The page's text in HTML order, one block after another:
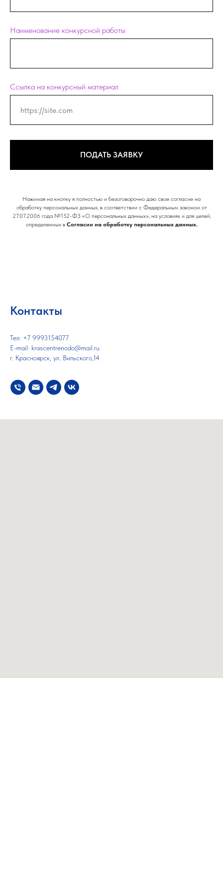
Наименование конкурсной работы
Ссылка на конкурсный материал
ПОДАТЬ ЗАЯВКУ
Нажимая на кнопку я полностью и безоговорочно даю свое согласие на
обработку персональных данных, в соответствии с Федеральным законом от
27.07.2006 года №152-ФЗ «О персональных данных», на условиях и для целей,
определенных в Согласии на обработку персональных данных.
Контакты
Тел: +7 9993154077
E-mail: krascentrenodo@mail.ru
г. Красноярск, ​ул. Вильского,14